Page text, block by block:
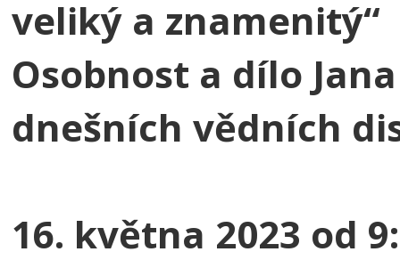
veliký a znamenitý“
Osobnost a dílo
dnešních vědních
16. května 2023 od